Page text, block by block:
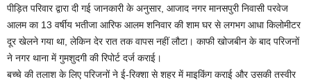
पीड़ित परिवार द्वारा दी गई जानकारी के अनुसार, आजाद नगर मानसपुरी निवासी परवेज
आलम का 13 वर्षीय भतीजा आरिफ आलम शनिवार की शाम घर से लगभग आधा किलोमीटर
दूर खेलने गया था, लेकिन देर रात तक वापस नहीं लौटा। काफी खोजबीन के बाद परिजनों
ने नगर थाना में गुमशुदगी की रिपोर्ट दर्ज कराई।
बच्चे की तलाश के लिए परिजनों ने ई-रिक्शा से शहर में माइकिंग कराई और उसकी तस्वीर